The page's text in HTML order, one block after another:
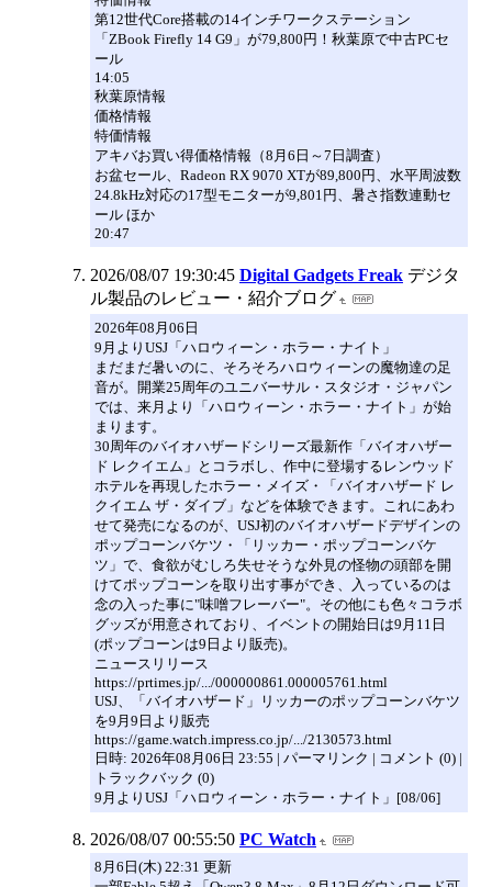
第12世代Core搭載の14インチワークステーション
「ZBook Firefly 14 G9」が79,800円！秋葉原で中古PCセ
ール
14:05
秋葉原情報
価格情報
特価情報
アキバお買い得価格情報（8月6日～7日調査）
お盆セール、Radeon RX 9070 XTが89,800円、水平周波数
24.8kHz対応の17型モニターが9,801円、暑さ指数連動セ
ール ほか
20:47
2026/08/07 19:30:45 Digital Gadgets Freak デジタ
ル製品のレビュー・紹介ブログ
2026年08月06日
9月よりUSJ「ハロウィーン・ホラー・ナイト」
まだまだ暑いのに、そろそろハロウィーンの魔物達の足
音が。開業25周年のユニバーサル・スタジオ・ジャパン
では、来月より「ハロウィーン・ホラー・ナイト」が始
まります。
30周年のバイオハザードシリーズ最新作「バイオハザー
ド レクイエム」とコラボし、作中に登場するレンウッド
ホテルを再現したホラー・メイズ・「バイオハザード レ
クイエム ザ・ダイブ」などを体験できます。これにあわ
せて発売になるのが、USJ初のバイオハザードデザインの
ポップコーンバケツ・「リッカー・ポップコーンバケ
ツ」で、食欲がむしろ失せそうな外見の怪物の頭部を開
けてポップコーンを取り出す事ができ、入っているのは
念の入った事に"味噌フレーバー"。その他にも色々コラボ
グッズが用意されており、イベントの開始日は9月11日
(ポップコーンは9日より販売)。
ニュースリリース
https://prtimes.jp/.../000000861.000005761.html
USJ、「バイオハザード」リッカーのポップコーンバケツ
を9月9日より販売
https://game.watch.impress.co.jp/.../2130573.html
日時: 2026年08月06日 23:55 | パーマリンク | コメント (0) |
トラックバック (0)
9月よりUSJ「ハロウィーン・ホラー・ナイト」[08/06]
2026/08/07 00:55:50 PC Watch
8月6日(木) 22:31 更新